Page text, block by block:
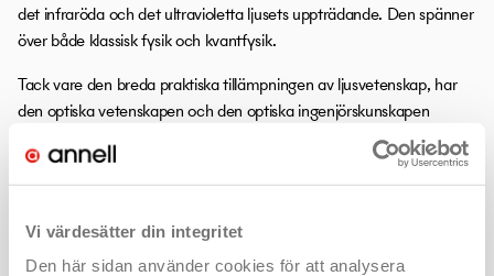
Vi värdesätter din integritet
Den här sidan använder cookies för att analysera
det infraröda och det ultravioletta ljusets uppträdande. Den spänner
över både klassisk fysik och kvantfysik.
Tack vare den breda praktiska tillämpningen av ljusvetenskap, har
den optiska vetenskapen och den optiska ingenjörskunskapen
kommit att bli mycket tvärvetenskapliga områden. Optisk
vetenskap ingår nu som en del i många närliggande discipliner, vilka
innefattar bland annat elektrisk ingenjörskonst, fysik, psykologi,
/uppslagsverk/encyklopedi/ (hämtad 2020-05-04).